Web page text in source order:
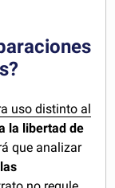
uso distinto al
la libertad de
que analizar